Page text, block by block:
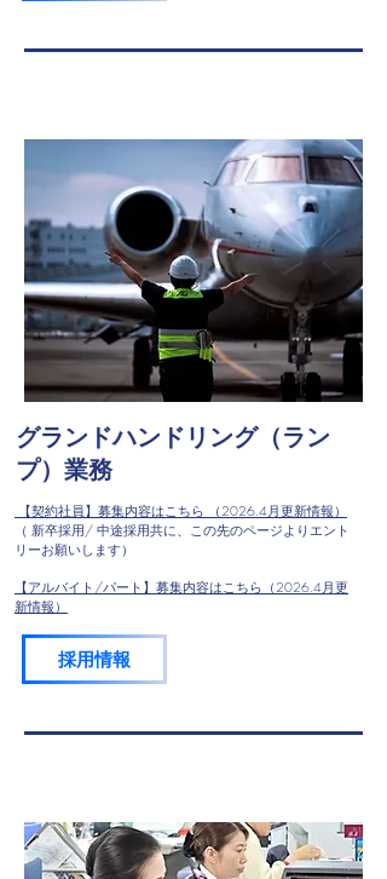
​グランドハンドリング（ラン
プ）業務​
​ 【契約社員】募集内容はこちら （2026.4月更新情報）
（ 新卒採用/ 中途採用共に、​この先のページよりエント
リーお願いします）
​​【アルバイト/パート】募集内容はこちら（2026.4月更
新情報）
採用情報